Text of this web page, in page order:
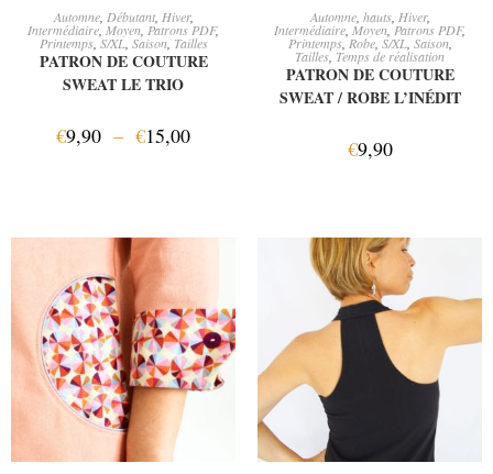
CHOIX DES OPTIONS
Automne, Débutant, Hiver,
Intermédiaire, Moyen Patrons PDF,
Printemps,S/XL, Saison, Tailles
PATRON DE COUTURE
SWEAT LE TRIO
€9,90 – €15,00
CHOIX DES OPTIONS
Automne, hauts, Hiver,
Intermédiaire Moyen ,Patrons PDF,
Printemps,Robe, S/XL, Saison,
Tailles, Temps de réalisation
PATRON DE COUTURE
SWEAT / ROBE L’INÉDIT
€9,90